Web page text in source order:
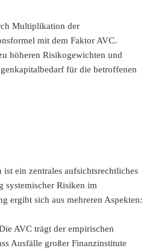
Multiplikation der
mit dem Faktor AVC.
höheren Risikogewichten und
für die betroffenen
ein zentrales aufsichtsrechtliches
systemischer Risiken im
ergibt sich aus mehreren Aspekten:
AVC trägt der empirischen
Ausfälle großer Finanzinstitute